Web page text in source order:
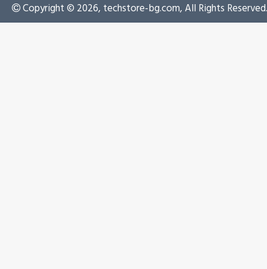
Copyright © 2026, techstore-bg.com, All Rights Reserved.